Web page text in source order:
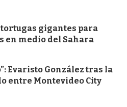
gigantes para
en medio del Sahara
Evaristo González tras la
entre Montevideo City